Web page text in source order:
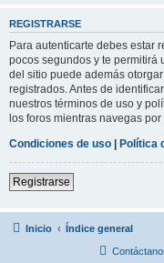
REGISTRARSE
Para autenticarte debes estar
pocos segundos y te permitirá
del sitio puede además
registrados. Antes de
nuestros términos de uso y
los foros mientras navegas por
Condiciones de uso | Política
Registrarse
Inicio Índice general